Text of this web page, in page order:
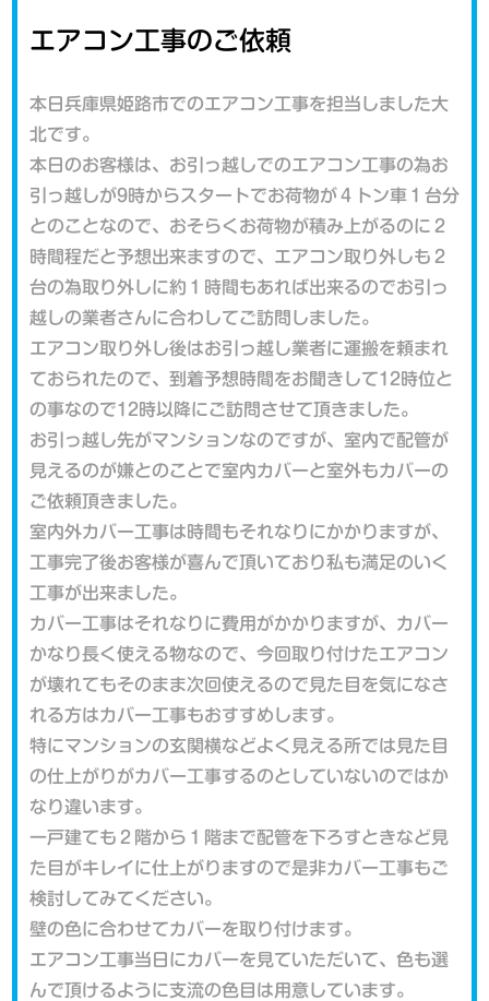
エアコン工事のご依頼
本日兵庫県姫路市でのエアコン工事を担当しました大
北です。
本日のお客様は、お引っ越しでのエアコン工事の為お
引っ越しが9時からスタートでお荷物が４トン車１台分
とのことなので、おそらくお荷物が積み上がるのに２
時間程だと予想出来ますので、エアコン取り外しも２
台の為取り外しに約１時間もあれば出来るのでお引っ
越しの業者さんに合わしてご訪問しました。
エアコン取り外し後はお引っ越し業者に運搬を頼まれ
ておられたので、到着予想時間をお聞きして12時位と
の事なので12時以降にご訪問させて頂きました。
お引っ越し先がマンションなのですが、室内で配管が
見えるのが嫌とのことで室内カバーと室外もカバーの
ご依頼頂きました。
室内外カバー工事は時間もそれなりにかかりますが、
工事完了後お客様が喜んで頂いており私も満足のいく
工事が出来ました。
カバー工事はそれなりに費用がかかりますが、カバー
かなり長く使える物なので、今回取り付けたエアコン
が壊れてもそのまま次回使えるので見た目を気になさ
れる方はカバー工事もおすすめします。
特にマンションの玄関横などよく見える所では見た目
の仕上がりがカバー工事するのとしていないのではか
なり違います。
一戸建ても２階から１階まで配管を下ろすときなど見
た目がキレイに仕上がりますので是非カバー工事もご
検討してみてください。
壁の色に合わせてカバーを取り付けます。
エアコン工事当日にカバーを見ていただいて、色も選
んで頂けるように支流の色目は用意しています。